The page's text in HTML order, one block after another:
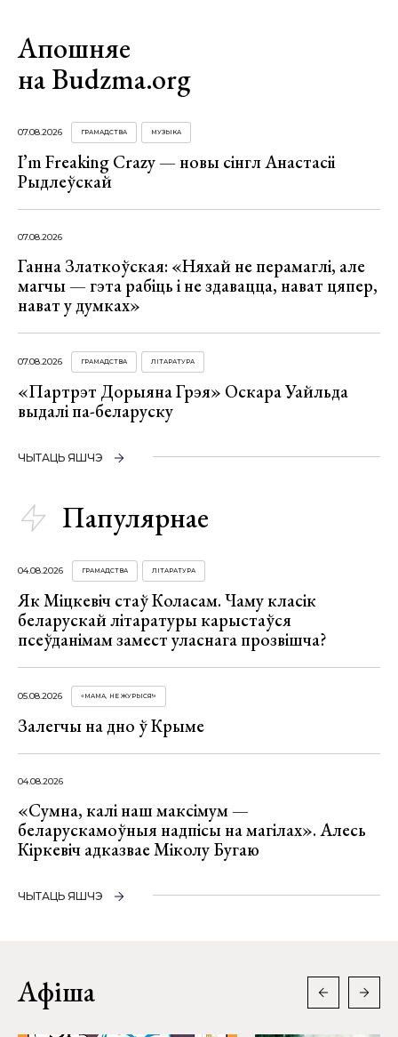
Апошняе
на Budzma.org
07.08.2026 ГРАМАДСТВА МУЗЫКА
I’m Freaking Crazy — новы сінгл Анастасіі
Рыдлеўскай
07.08.2026
Ганна Златкоўская: «Няхай не перамаглі, але
магчы — гэта рабіць і не здавацца, нават цяпер,
нават у думках»
07.08.2026 ГРАМАДСТВА ЛІТАРАТУРА
«Партрэт Дорыяна Грэя» Оскара Уайльда
выдалі па-беларуску
ЧЫТАЦЬ ЯШЧЭ
Папулярнае
04.08.2026 ГРАМАДСТВА ЛІТАРАТУРА
Як Міцкевіч стаў Коласам. Чаму класік
беларускай літаратуры карыстаўся
псеўданімам замест уласнага прозвішча?
05.08.2026 «МАМА, НЕ ЖУРЫСЯ!»
Залегчы на дно ў Крыме
04.08.2026
«Сумна, калі наш максімум —
беларускамоўныя надпісы на магілах». Алесь
Кіркевіч адказвае Міколу Бугаю
ЧЫТАЦЬ ЯШЧЭ
Афіша